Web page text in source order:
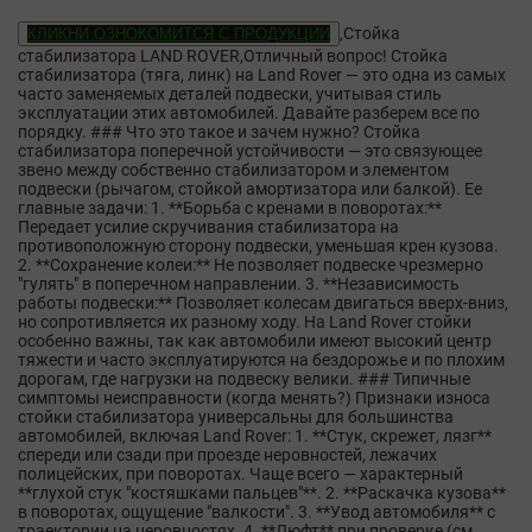
КЛИКНИ ОЗНОКОМИТСЯ С ПРОДУКЦИИ
,Стойка
стабилизатора LAND ROVER,Отличный вопрос! Стойка
стабилизатора (тяга, линк) на Land Rover — это одна из самых
часто заменяемых деталей подвески, учитывая стиль
эксплуатации этих автомобилей. Давайте разберем все по
порядку. ### Что это такое и зачем нужно? Стойка
стабилизатора поперечной устойчивости — это связующее
звено между собственно стабилизатором и элементом
подвески (рычагом, стойкой амортизатора или балкой). Ее
главные задачи: 1. **Борьба с кренами в поворотах:**
Передает усилие скручивания стабилизатора на
противоположную сторону подвески, уменьшая крен кузова.
2. **Сохранение колеи:** Не позволяет подвеске чрезмерно
"гулять" в поперечном направлении. 3. **Независимость
работы подвески:** Позволяет колесам двигаться вверх-вниз,
но сопротивляется их разному ходу. На Land Rover стойки
особенно важны, так как автомобили имеют высокий центр
тяжести и часто эксплуатируются на бездорожье и по плохим
дорогам, где нагрузки на подвеску велики. ### Типичные
симптомы неисправности (когда менять?) Признаки износа
стойки стабилизатора универсальны для большинства
автомобилей, включая Land Rover: 1. **Стук, скрежет, лязг**
спереди или сзади при проезде неровностей, лежачих
полицейских, при поворотах. Чаще всего — характерный
**глухой стук "костяшками пальцев"**. 2. **Раскачка кузова**
в поворотах, ощущение "валкости". 3. **Увод автомобиля** с